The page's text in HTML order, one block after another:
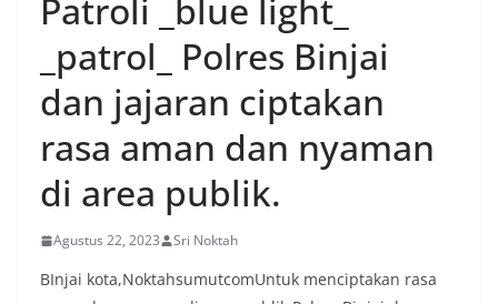
Patroli _blue light_
_patrol_ Polres Binjai
dan jajaran ciptakan
rasa aman dan nyaman
di area publik.
Agustus 22, 2023 Sri Noktah
BInjai kota,NoktahsumutcomUntuk menciptakan rasa